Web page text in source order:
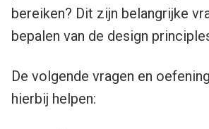
bereiken? Dit zijn belangrijke
bepalen van de design
De volgende vragen en
hierbij helpen: